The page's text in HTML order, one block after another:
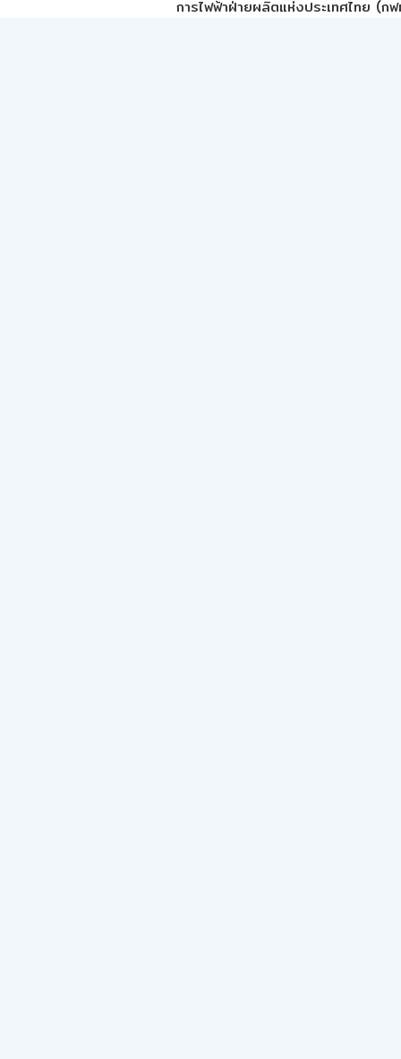
การไฟฟ้าฝ่ายผลิตแห่งประเทศไทย (กฟ